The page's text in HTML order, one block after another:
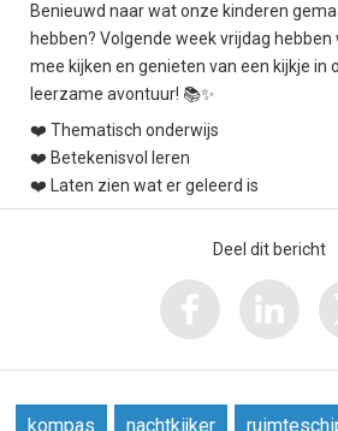
Benieuwd naar wat onze kinderen
hebben? Volgende week vrijdag hebben
mee kijken en genieten van een kijkje in
leerzame avontuur! 📚✨
❤️ Thematisch onderwijs
❤️ Betekenisvol leren
❤️ Laten zien wat er geleerd is
Deel dit bericht
kompas nachtkijker